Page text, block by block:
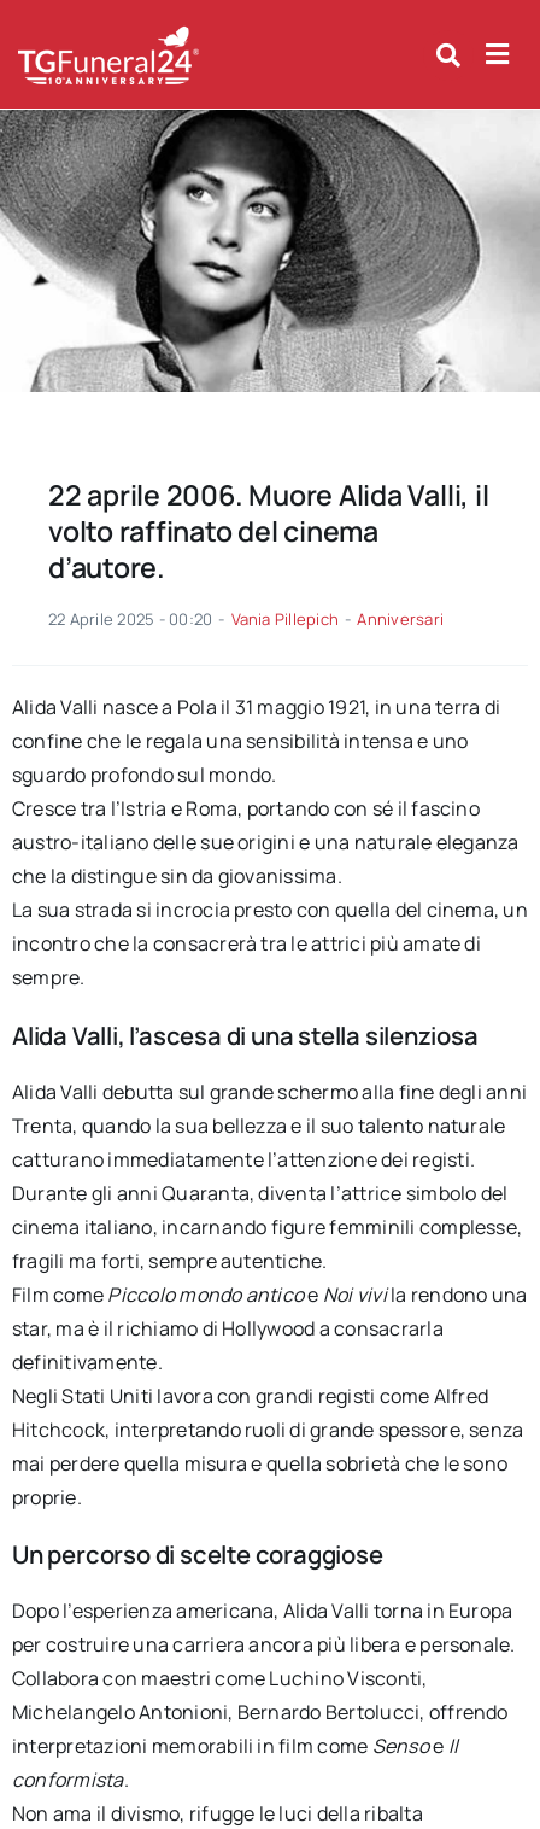
content
22 aprile 2006. Muore Alida Valli, il
volto raffinato del cinema
d’autore.
22 Aprile 2025 - 00:20 - Vania Pillepich - Anniversari
Alida Valli nasce a Pola il 31 maggio 1921, in una terra di
confine che le regala una sensibilità intensa e uno
sguardo profondo sul mondo.
Cresce tra l’Istria e Roma, portando con sé il fascino
austro-italiano delle sue origini e una naturale eleganza
che la distingue sin da giovanissima.
La sua strada si incrocia presto con quella del cinema, un
incontro che la consacrerà tra le attrici più amate di
sempre.
Alida Valli, l’ascesa di una stella silenziosa
Alida Valli debutta sul grande schermo alla fine degli anni
Trenta, quando la sua bellezza e il suo talento naturale
catturano immediatamente l’attenzione dei registi.
Durante gli anni Quaranta, diventa l’attrice simbolo del
cinema italiano, incarnando figure femminili complesse,
fragili ma forti, sempre autentiche.
Film comePiccolo mondo anticoe Noi vivila rendono una
star, ma è il richiamo di Hollywood a consacrarla
definitivamente.
Negli Stati Uniti lavora con grandi registi come Alfred
Hitchcock, interpretando ruoli di grande spessore, senza
mai perdere quella misura e quella sobrietà che le sono
proprie.
Un percorso di scelte coraggiose
Dopo l’esperienza americana, Alida Valli torna in Europa
per costruire una carriera ancora più libera e personale.
Collabora con maestri come Luchino Visconti,
Michelangelo Antonioni, Bernardo Bertolucci, offrendo
interpretazioni memorabili in film come Sensoe Il
conformista.
Non ama il divismo, rifugge le luci della ribalta